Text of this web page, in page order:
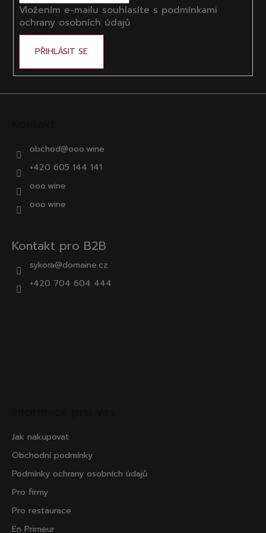
Vložením e-mailu souhlasíte s podmínkami
ochrany osobních údajů
PŘIHLÁSIT SE
obchod@ooo.wine
+420 605 144 141
ooo.wine
ooo.wine
Kontakt pro B2B
sykora@domaine.cz
+420 704 604 444
Jak nakupovat
Obchodní podmínky
Podmínky ochrany osobních údajů
Pro firmy
Pro restaurace
En Primeur